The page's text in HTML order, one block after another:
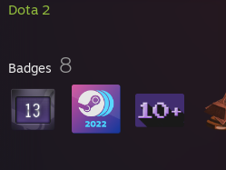
Dota 2
Badges 8